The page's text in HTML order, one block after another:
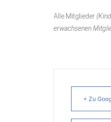
Alle Mitglieder
erwachsenen
+ Zu